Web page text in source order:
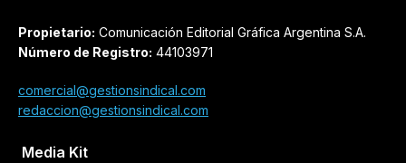
GESTIÓN